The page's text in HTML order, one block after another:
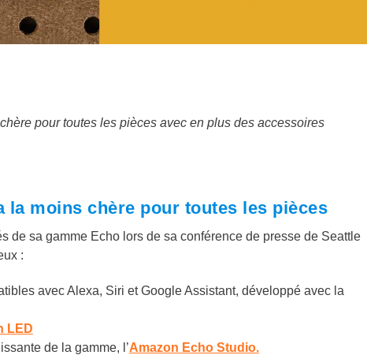
pour toutes les pièces avec en plus des accessoires
la moins chère pour toutes les pièces
de sa gamme Echo lors de sa conférence de presse de Seattle
:
avec Alexa, Siri et Google Assistant, développé avec la
LED
de la gamme, l’Amazon Echo Studio.